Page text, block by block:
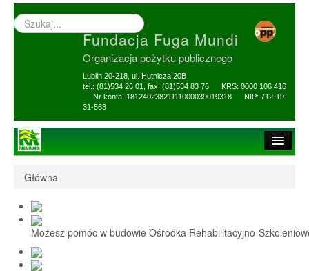
Wyszukiwarka
–
Fundacja Fuga Mundi
Organizacja pożytku publicznego
Lublin 20-218, ul. Hutnicza 20B
tel.: (81)534 26 01, fax: (81)534 83 76 KRS: 0000 106 416
Nr konta: 18124023821111000039019318 NIP: 712-19-
31-563
1,5% i darowizny
Nasi Beneficjenci
Ośrodek Reh-Szkol
Główna
Możesz pomóc w budowie Ośrodka Rehabilitacyjno-